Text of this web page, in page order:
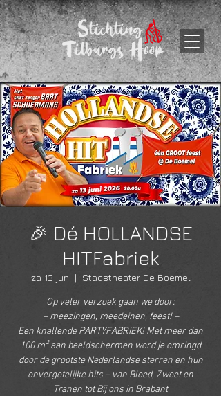
🎉 Dé HOLLANDSE
HITFabriek
za 13 jun
  |
Stadstheater De Boemel
Op veler verzoek gaan we door:
– meezingen, meedeinen, feest! –
Een knallende PARTYFABRIEK! Met meer dan
100 m² aan beeldschermen word je omringd
door de grootste Nederlandse sterren en hun
onvergetelijke hits – van Bloed, Zweet en
Tranen tot Bij ons in Brabant